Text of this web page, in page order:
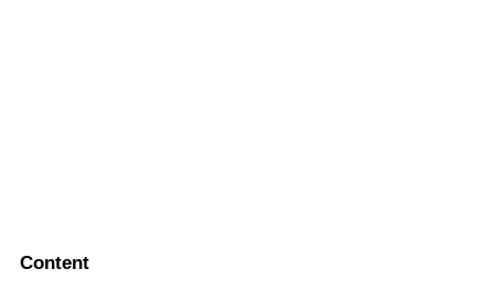
Content